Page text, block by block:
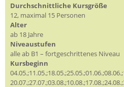
Durchschnittliche Kursgröße
12, maximal 15 Personen
Alter
ab 18 Jahre
Niveaustufen
alle ab B1 – fortgeschrittenes Niveau
Kursbeginn